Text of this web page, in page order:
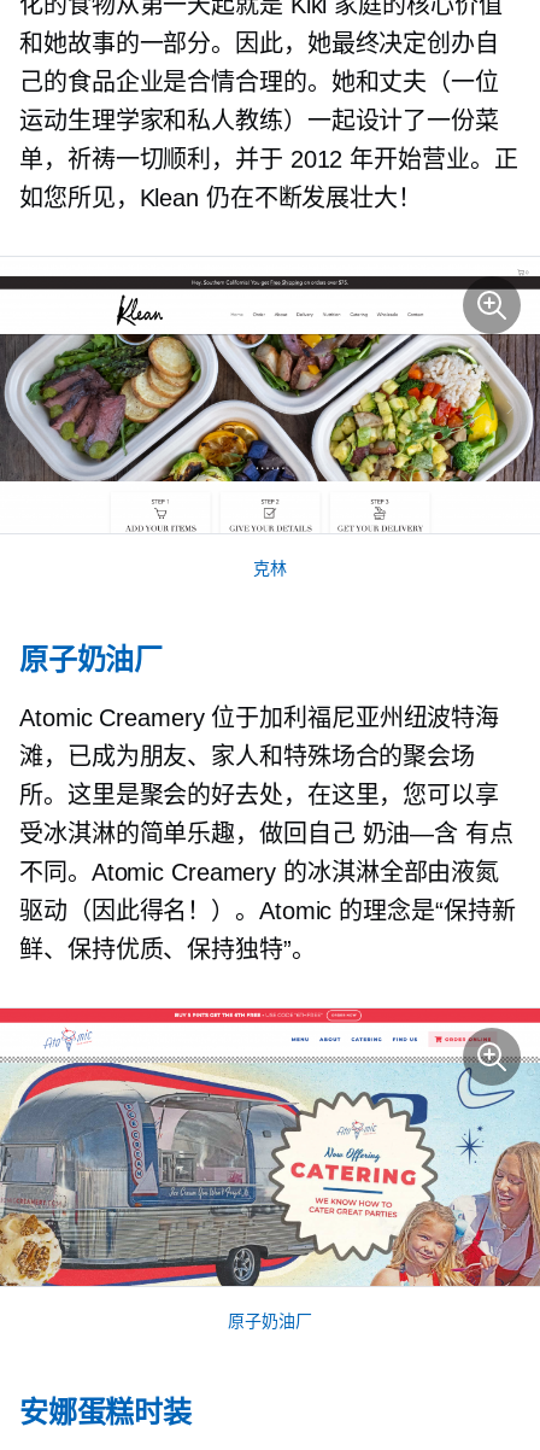
和她故事的一部分。因此，她最终决定创办自
己的食品企业是合情合理的。她和丈夫（一位
运动生理学家和私人教练）一起设计了一份菜
单，祈祷一切顺利，并于 2012 年开始营业。正
如您所见，Klean 仍在不断发展壮大！
克林
原子奶油厂
Atomic Creamery 位于加利福尼亚州纽波特海
滩，已成为朋友、家人和特殊场合的聚会场
所。这里是聚会的好去处，在这里，您可以享
受冰淇淋的简单乐趣，做回自己 奶油—含 有点
不同。Atomic Creamery 的冰淇淋全部由液氮
驱动（因此得名！）。Atomic 的理念是“保持新
鲜、保持优质、保持独特”。
原子奶油厂
安娜蛋糕时装